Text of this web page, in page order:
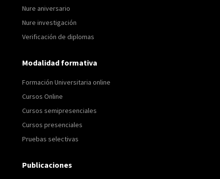
Nure aniversario
Nure investigación
Verificación de diplomas
Modalidad formativa
Formación Universitaria online
Cursos Online
Cursos semipresenciales
Cursos presenciales
Pruebas selectivas
Publicaciones